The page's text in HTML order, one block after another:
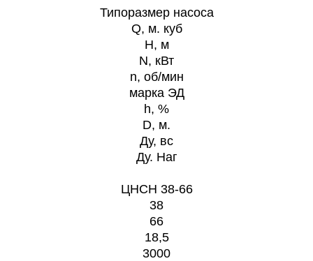
Типоразмер насоса
Q, м. куб
H, м
N, кВт
n, об/мин
марка ЭД
h, %
D, м.
Ду, вс
Ду. Наг
ЦНСН 38-66
38
66
18,5
3000